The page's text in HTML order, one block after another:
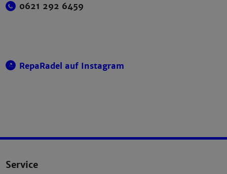
0621 292 6459
RepaRadel auf Instagram
Service